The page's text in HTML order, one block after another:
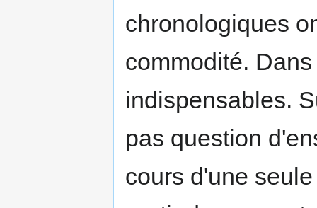
chronologiques
commodité.
indispensables.
pas question
cours d'une